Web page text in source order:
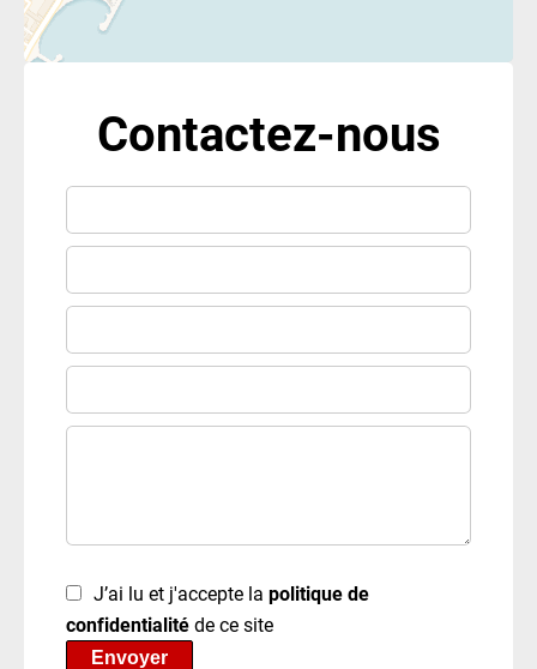
Contactez-nous
J’ai lu et j'accepte la politique de
confidentialitéde ce site
Envoyer